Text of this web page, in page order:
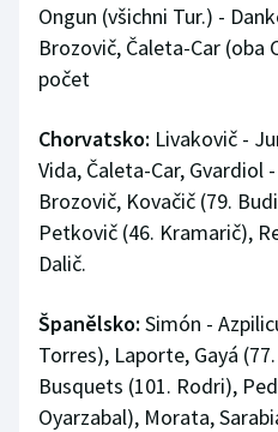
Ongun (všichni Tur.) -
Brozovič, Čaleta-Car (oba
počet
Chorvatsko: Livakovič -
Vida, Čaleta-Car, Gvardiol
Brozovič, Kovačič (79.
Petkovič (46. Kramarič),
Dalič.
Španělsko: Simón -
Torres), Laporte, Gayá
Busquets (101. Rodri),
Oyarzabal), Morata,